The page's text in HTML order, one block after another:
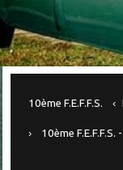
10ème F.E.F.F.S.
10ème F.E.F.F.S.